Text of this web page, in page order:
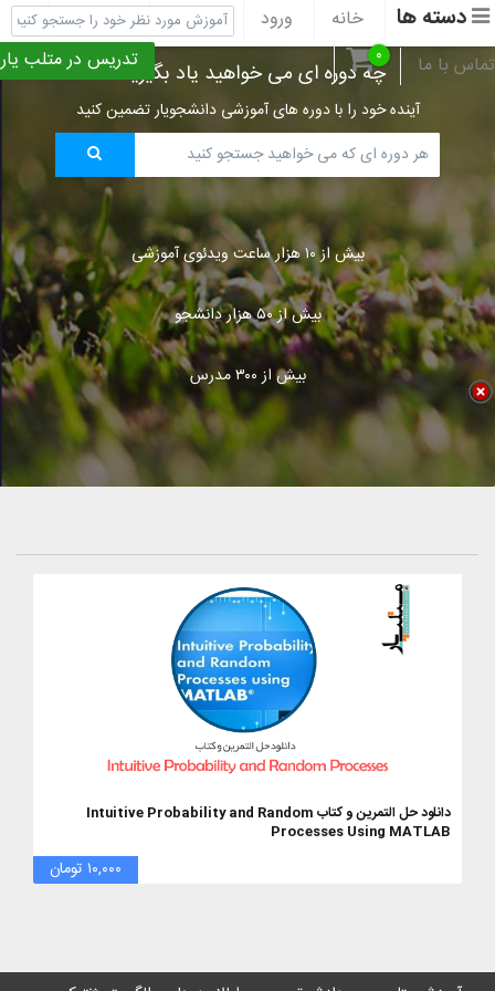
دسته ها خانه ورود ثبت نام
پشتیبانی
تماس با ما
۰ تدریس در متلب یارچه دوره ای می خواهید یاد بگیرید؟
آینده خود را با دوره های آموزشی دانشجویار تضمین کنید
بیش از ۱۰ هزار ساعت ویدئوی آموزشی
بیش از ۵۰ هزار دانشجو
بیش از ۳۰۰ مدرس
دانلود حل التمرین و کتاب Intuitive Probability and Random
Processes Using MATLAB
۱۰,۰۰۰ تومان
Title